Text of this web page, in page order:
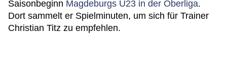
Saisonbeginn Magdeburgs U23 in der Oberliga.
Dort sammelt er Spielminuten, um sich für Trainer
Christian Titz zu empfehlen.